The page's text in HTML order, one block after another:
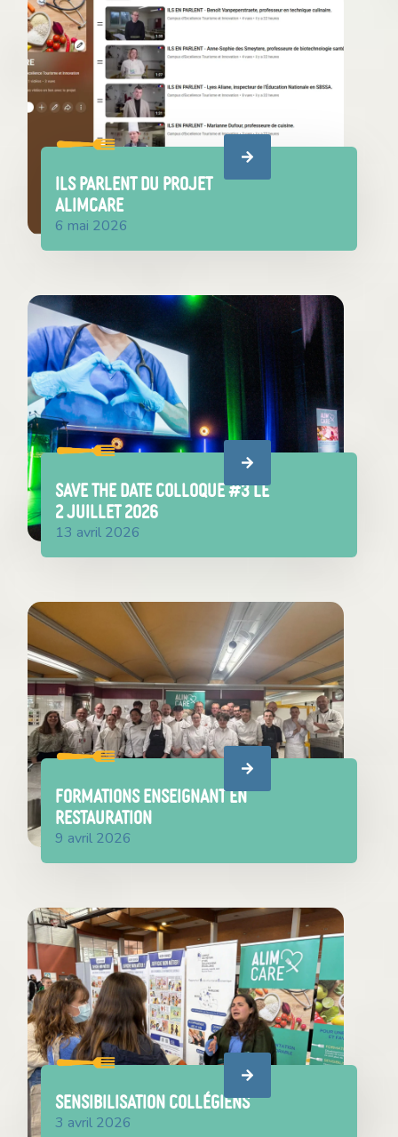
ILS PARLENT DU PROJET
ALIMCARE
6 mai 2026
SAVE THE DATE COLLOQUE #3 le
2 juillet 2026
13 avril 2026
FORMATIONS ENSEIGNANT EN
RESTAURATION
9 avril 2026
SENSIBILISATION COLLÉGIENS
3 avril 2026